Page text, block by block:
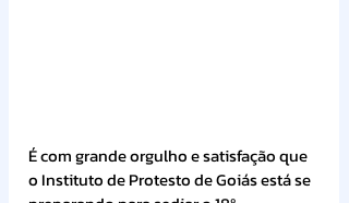
É com grande orgulho e satisfação que
o Instituto de Protesto de Goiás está se